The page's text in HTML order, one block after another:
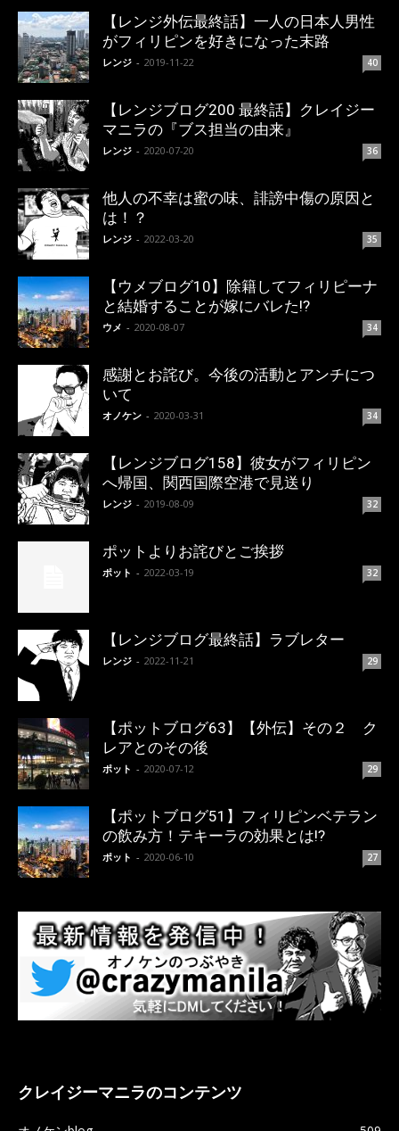
【レンジ外伝最終話】一人の日本人男性
がフィリピンを好きになった末路
レンジ - 2019-11-22 40
【レンジブログ200 最終話】クレイジー
マニラの『ブス担当の由来』
レンジ - 2020-07-20 36
他人の不幸は蜜の味、誹謗中傷の原因と
は！？
レンジ - 2022-03-20 35
【ウメブログ10】除籍してフィリピーナ
と結婚することが嫁にバレた!?
ウメ - 2020-08-07 34
感謝とお詫び。今後の活動とアンチにつ
いて
オノケン - 2020-03-31 34
【レンジブログ158】彼女がフィリピン
へ帰国、関西国際空港で見送り
レンジ - 2019-08-09 32
ポットよりお詫びとご挨拶
ポット - 2022-03-19 32
【レンジブログ最終話】ラブレター
レンジ - 2022-11-21 29
【ポットブログ63】【外伝】その２ ク
レアとのその後
ポット - 2020-07-12 29
【ポットブログ51】フィリピンベテラン
の飲み方！テキーラの効果とは!?
ポット - 2020-06-10 27
クレイジーマニラのコンテンツ